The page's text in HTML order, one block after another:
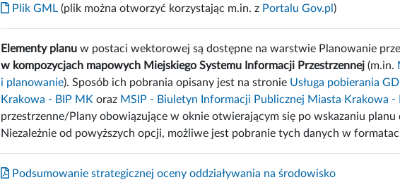
Plik GML (plik można otworzyć korzystając m.in. z Portalu Gov.pl)
Elementy planu w postaci wektorowej są dostępne na warstwie Planowanie
w kompozycjach mapowych Miejskiego Systemu Informacji Przestrzennej (m.in.
i planowanie). Sposób ich pobrania opisany jest na stronie Usługa pobierania
Krakowa - BIP MK oraz MSIP - Biuletyn Informacji Publicznej Miasta Krakowa -
przestrzenne/Plany obowiązujące w oknie otwierającym się po wskazaniu planu
Niezależnie od powyższych opcji, możliwe jest pobranie tych danych w
Podsumowanie strategicznej oceny oddziaływania na środowisko